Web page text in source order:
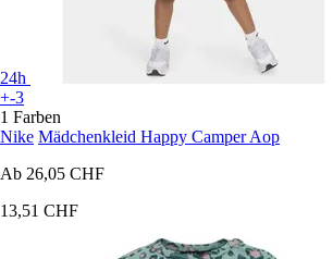
24h
+-3
1 Farben
Nike Mädchenkleid Happy Camper Aop
Ab 26,05 CHF
13,51 CHF